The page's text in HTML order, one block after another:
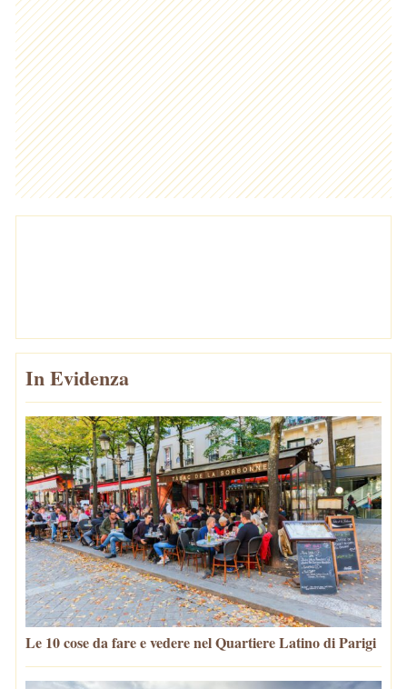
In Evidenza
Le 10 cose da fare e vedere nel Quartiere Latino di Parigi